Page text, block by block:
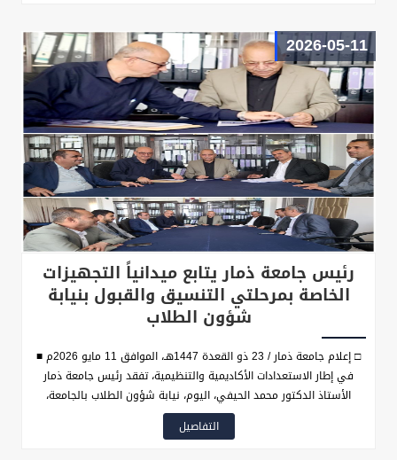
باختبارات المفاضلة للمتقدمين للتنافس على مقاعد كلية الطب البشري
يوم الأربعاء المقبل.
2026-05-11
رئيس جامعة ذمار يتابع ميدانياً التجهيزات
الخاصة بمرحلتي التنسيق والقبول بنيابة
شؤون الطلاب
□ إعلام جامعة ذمار / 23 ذو القعدة 1447هـ، الموافق 11 مايو 2026م ■
في إطار الاستعدادات الأكاديمية والتنظيمية، تفقد رئيس جامعة ذمار
الأستاذ الدكتور محمد الحيفي، اليوم، نيابة شؤون الطلاب بالجامعة،
والتقى نائب رئيس الجامعة لشؤون الطلاب الأستاذ الدكتور عبدالكافي
عبدالفتاح الرفاعي، للاطلاع على مستوى الجاهزية والترتيبات القائمة
التفاصيل